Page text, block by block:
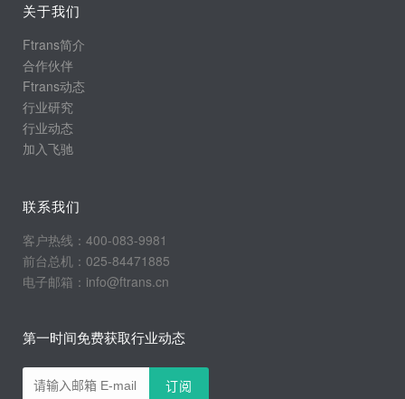
关于我们
Ftrans简介
合作伙伴
Ftrans动态
行业研究
行业动态
加入飞驰
联系我们
客户热线：400-083-9981
前台总机：025-84471885
电子邮箱：info@ftrans.cn
第一时间免费获取行业动态